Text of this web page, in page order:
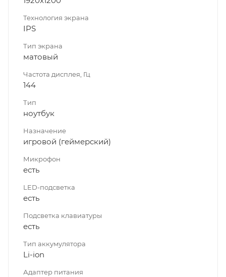
Технология экрана
IPS
Тип экрана
матовый
Частота дисплея, Гц
144
Тип
ноутбук
Назначение
игровой (геймерский)
Микрофон
есть
LED-подсветка
есть
Подсветка клавиатуры
есть
Тип аккумулятора
Li-ion
Адаптер питания